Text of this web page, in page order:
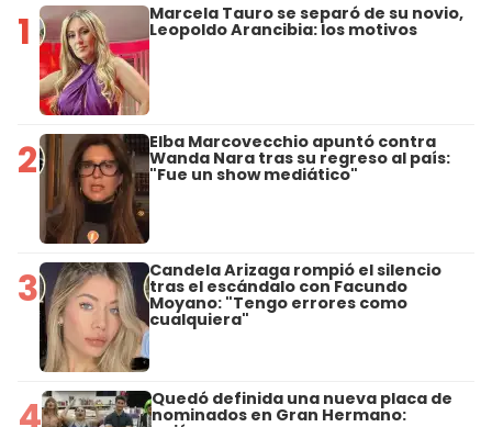
1 Marcela Tauro se separó de su novio,
Leopoldo Arancibia: los motivos
2 Elba Marcovecchio apuntó contra
Wanda Nara tras su regreso al país:
"Fue un show mediático"
3 Candela Arizaga rompió el silencio
tras el escándalo con Facundo
Moyano: "Tengo errores como
cualquiera"
4 Quedó definida una nueva placa de
nominados en Gran Hermano: